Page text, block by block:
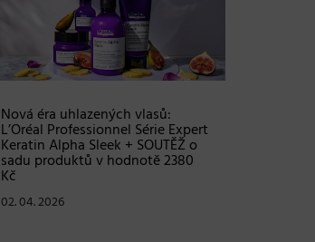
Nová éra uhlazených vlasů:
L’Oréal Professionnel Série Expert
Keratin Alpha Sleek + SOUTĚŽ o
sadu produktů v hodnotě 2380
Kč
02. 04. 2026